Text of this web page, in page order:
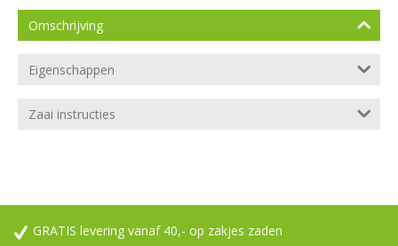
Omschrijving
Eigenschappen
Zaai instructies
GRATIS levering vanaf 40,- op zakjes zaden